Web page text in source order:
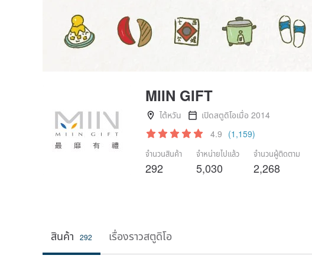
MIIN GIFT
ไต้หวัน
เปิดสตูดิโอเมื่อ 2014
4.9 (1,159)
จำนวนสินค้า
292
จำหน่ายไปแล้ว
5,030
จำนวนผู้ติดตาม
2,268
สินค้า 292 เรื่องราวสตูดิโอ